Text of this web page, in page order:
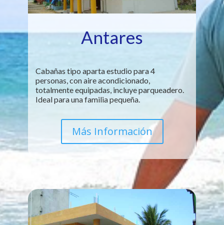
Antares
Cabañas tipo aparta estudio para 4
personas, con aire acondicionado,
totalmente equipadas, incluye parqueadero.
Ideal para una familia pequeña.
Más Información